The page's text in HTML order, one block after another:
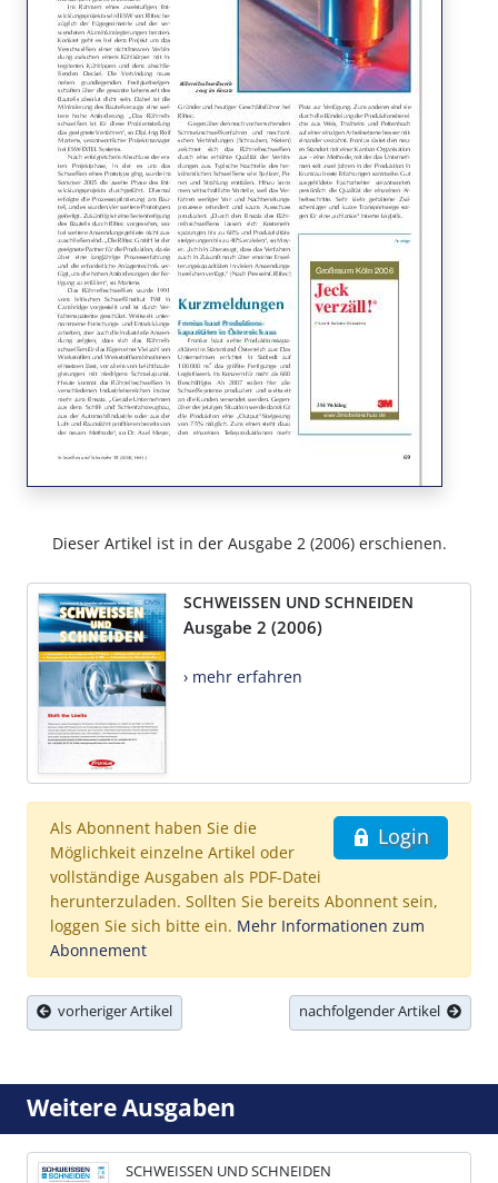
Dieser Artikel ist in der Ausgabe 2 (2006) erschienen.
SCHWEISSEN UND SCHNEIDEN
Ausgabe 2 (2006)
› mehr erfahren
Login
Als Abonnent haben Sie die
Möglichkeit einzelne Artikel oder
vollständige Ausgaben als PDF-Datei
herunterzuladen. Sollten Sie bereits Abonnent sein,
loggen Sie sich bitte ein. Mehr Informationen zum
Abonnement
vorheriger Artikel nachfolgender Artikel
Weitere Ausgaben
SCHWEISSEN UND SCHNEIDEN